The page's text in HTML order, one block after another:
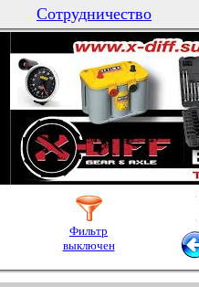
Сотрудничество
Фильтр
выключен